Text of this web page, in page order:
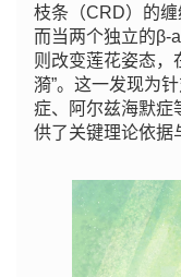
枝条（CRD）的缠
而当两个独立的β-
则改变莲花姿态，
漪”。这一发现为
症、阿尔兹海默症
供了关键理论依据